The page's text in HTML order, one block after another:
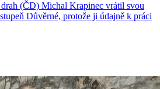
(ČD) Michal Krapinec vrátil svou
Důvěrné, protože ji údajně k práci